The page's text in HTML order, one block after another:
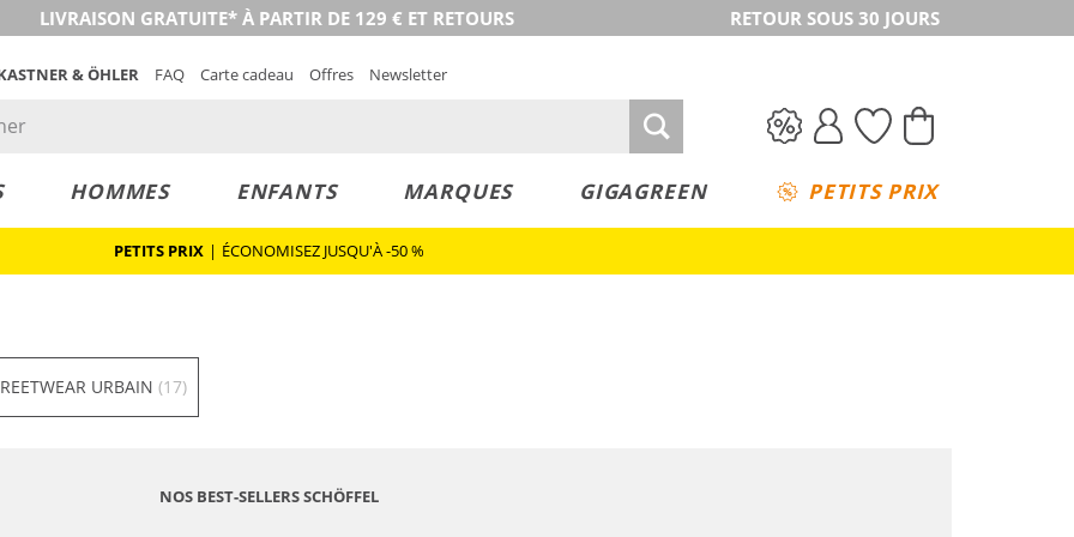
LIVRAISON GRATUITE* À PARTIR DE 129 € ET RETOURS RETOUR SOUS 30 JOURS
& ÖHLER FAQ Carte cadeau Offres Newsletter
HOMMES ENFANTS MARQUES GIGAGREEN PETITS PRIX
PETITS PRIX | ÉCONOMISEZ JUSQU'À -50 %
URBAIN (17)
NOS BEST-SELLERS SCHÖFFEL
Durable
Durable